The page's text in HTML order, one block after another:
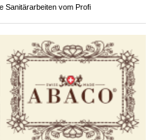
Sanitärarbeiten vom Profi